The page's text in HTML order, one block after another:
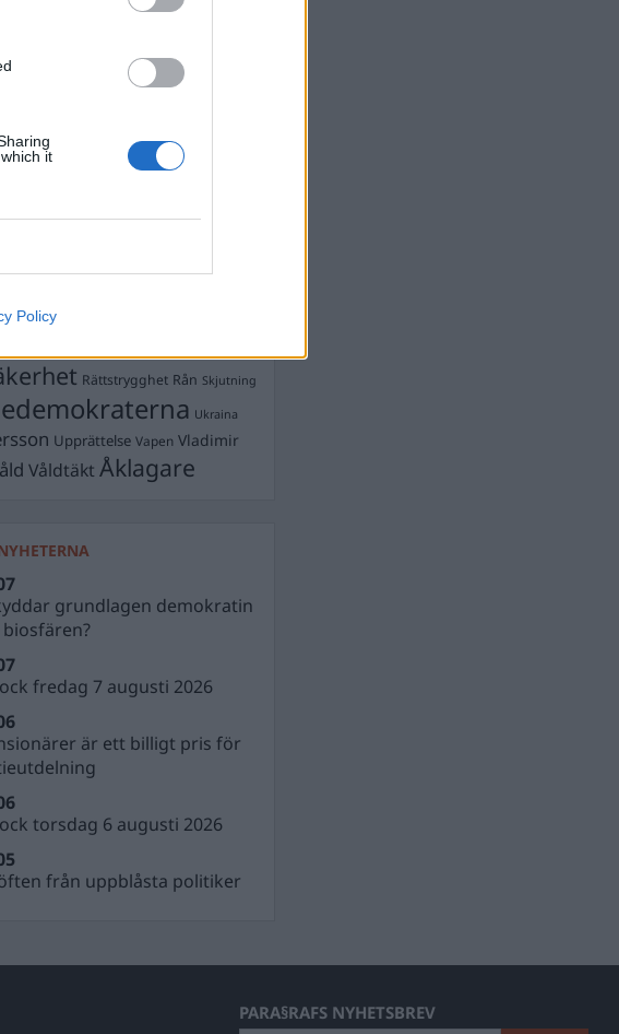
it
Policy
Börje R P Carlsson
Dick Sundevall
Ebba Busch
Kokainmålet
Michael Pålsson
Nilsson-Larancuent
Petter Inedahl
Rättstrygghet Rån Skjutning
Ukraina
Upprättelse Vapen Vladimir
Våldtäkt Åklagare
grundlagen demokratin
fredag 7 augusti 2026
är ett billigt pris för
torsdag 6 augusti 2026
från uppblåsta politiker
PARA§RAFS NYHETSBREV